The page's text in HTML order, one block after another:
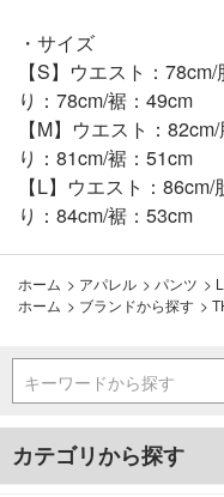
・サイズ
【S】ウエスト：
り：78cm/裾：49cm
【M】ウエスト：
り：81cm/裾：51cm
【L】ウエスト：
り：84cm/裾：53cm
ホーム > アパレル > パンツ >
ホーム > ブランドから探す >
キーワードから探す
カテゴリから探す